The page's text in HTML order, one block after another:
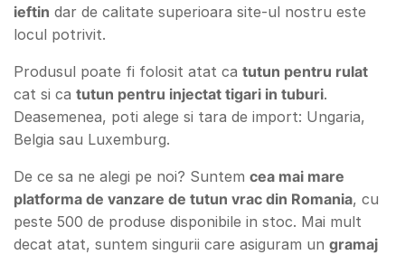
ieftin dar de calitate superioara site-ul nostru este
locul potrivit.
Produsul poate fi folosit atat ca tutun pentru rulat
cat si ca tutun pentru injectat tigari in tuburi.
Deasemenea, poti alege si tara de import: Ungaria,
Belgia sau Luxemburg.
De ce sa ne alegi pe noi? Suntem cea mai mare
platforma de vanzare de tutun vrac din Romania, cu
peste 500 de produse disponibile in stoc. Mai mult
decat atat, suntem singurii care asiguram un gramaj